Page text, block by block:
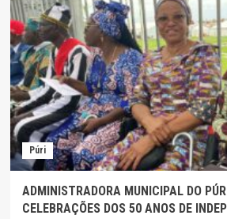
Púri
ADMINISTRADORA MUNICIPAL DO
CELEBRAÇÕES DOS 50 ANOS DE